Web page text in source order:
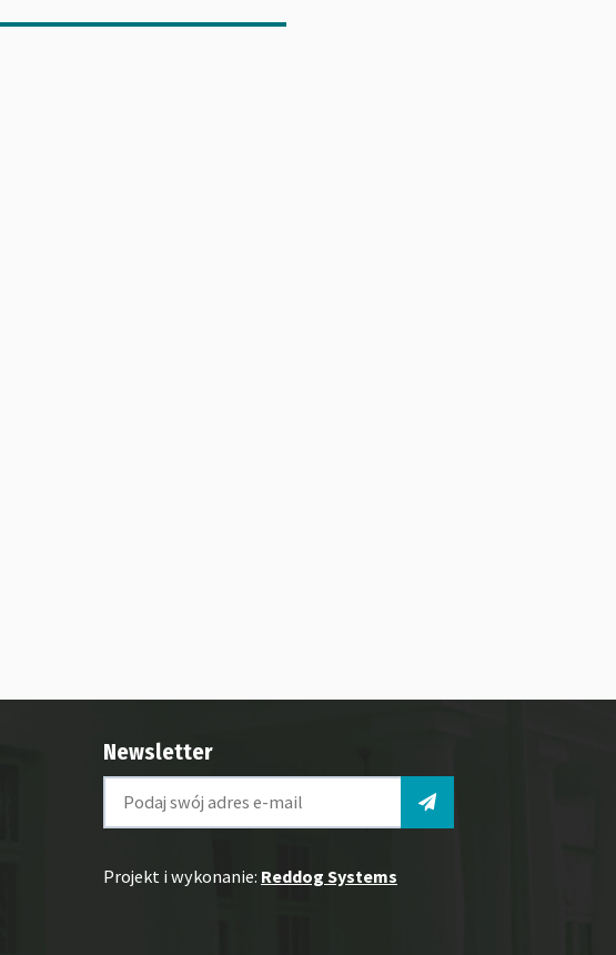
Newsletter
Projekt i wykonanie: Reddog Systems